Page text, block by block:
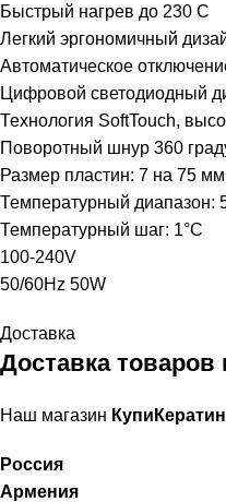
Быстрый нагрев до 230 С
Легкий эргономичный
Автоматическое
Цифровой светодиодный
Технология SoftTouch,
Поворотный шнур 360
Размер пластин: 7 на 75 мм
Температурный диапазон:
Температурный шаг: 1°С
100-240V
50/60Hz 50W
Доставка
Доставка товаров
Наш магазин КупиКератин
Россия
Армения